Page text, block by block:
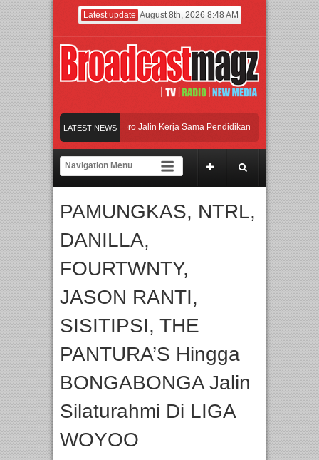
Latest update August 8th, 2026 8:48 AM
LATEST NEWS
Agung Podomoro Jalin Kerja Sama Pendidikan dan Riset untuk Cetak
Jakarta dengan Ribuan Mainan dan Produk Bayi dari Seluruh Dunia, IBTE
Agung Podomoro Jalin Kerja Sama Pendidikan dan Riset untuk Cetak
PAMUNGKAS, NTRL,
DANILLA,
FOURTWNTY,
JASON RANTI,
SISITIPSI, THE
PANTURA’S Hingga
BONGABONGA Jalin
Silaturahmi Di LIGA
WOYOO